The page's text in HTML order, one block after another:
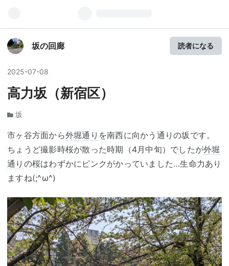
坂の回廊 読者になる
2025-07-08
高力坂（新宿区）
坂
市ヶ谷方面から外堀通り を南西に向かう通りの坂です。
ちょうど撮影時桜が散った時期（4月中旬）でしたが外堀
通り の桜はわずかにピンクがかっていました…生命力あり
ますね(;^ω^)